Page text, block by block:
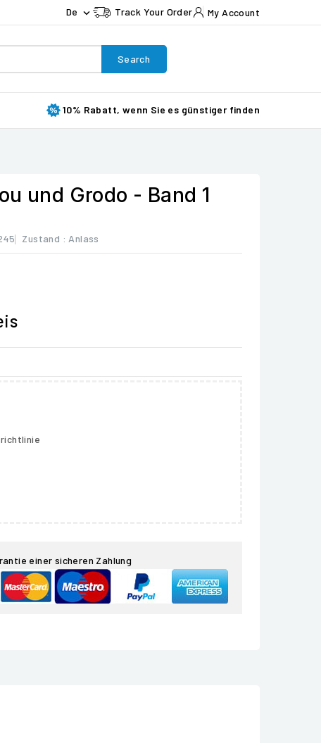
De  Track Your Order My Account
Search
10% Rabatt, wenn Sie es günstiger finden
und Grodo - Band 1
Zustand : Anlass
einer sicheren Zahlung